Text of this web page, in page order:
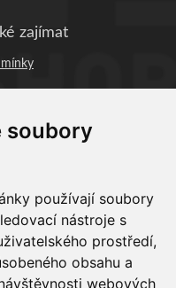
soubory
používají soubory
nástroje s
prostředí,
obsahu a
webových
zajímat
s.r.o.
35 Zaječice